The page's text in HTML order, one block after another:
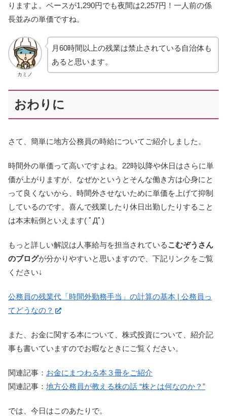
りますよ。ベースが1,290円でも夜間は2,257円！一人前の係
長並みの単価ですね。
カミノ
月60時間以上の残業は禁止されている自治体も
あると思います。
おわりに
さて、簡単に地方公務員の時給についてご紹介しました。
時間外の単価って高いですよね。22時以降や休日はさらに単
価が上がりますが、なぜかというとそんな働き方は心身にと
って良くないから、時間外させないために単価を上げて抑制
しているのです。喜んで残業したり休日出勤したりすること
は本末転倒といえます( ﾟДﾟ)
もっと詳しい解説は人事給与を担当されているこむぞうさん
のブログが分かりやすいと思いますので、下記リンクをご覧
ください↓
公務員の残業代「時間外勤務手当」の計算の基本 | 公務員っ
てどうなの？
また、お金に関する本について、株式投資について、紹介記
事も書いていますのでお暇なときにご覧ください。
関連記事： お金にまつわる本３冊をご紹介
関連記事： 地方公務員が教える株の話 “株とは何なのか？”
では、今日はこのあたりで。